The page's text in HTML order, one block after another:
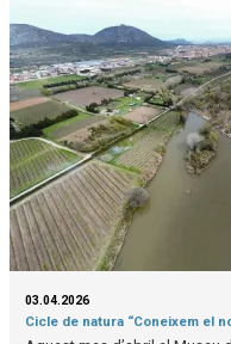
03.04.2026
Cicle de natura “Coneixem el